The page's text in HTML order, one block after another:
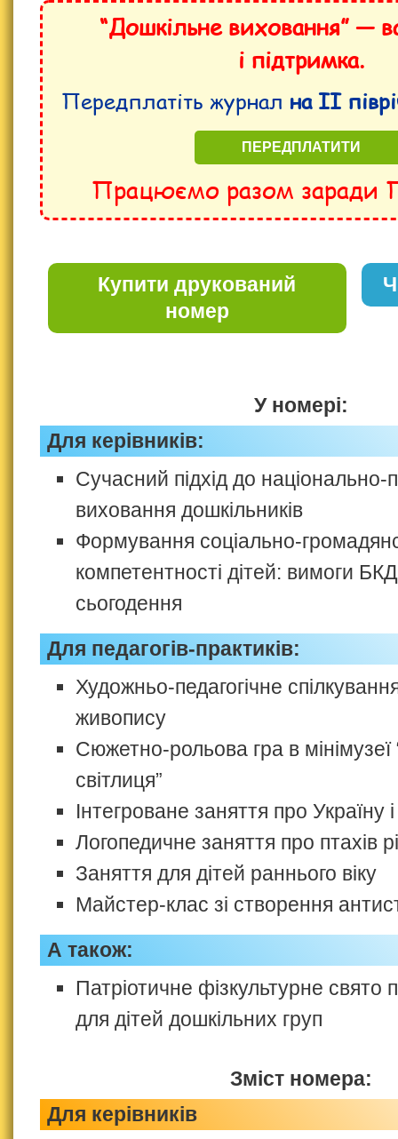
“Дошкільне виховання” —
і підтримка.
Передплатіть журнал на II
ПЕРЕДПЛАТИТИ
Працюємо разом заради
Купити друкований
номер
У номері:
Для керівників:
Сучасний підхід до національно-
виховання дошкільників
Формування соціально-
компетентності дітей: вимоги
сьогодення
Для педагогів-практиків:
Художньо-педагогічне
живопису
Сюжетно-рольова гра в
світлиця”
Інтегроване заняття про Україну і
Логопедичне заняття про птахів
Заняття для дітей раннього віку
Майстер-клас зі створення
А також:
Патріотичне фізкультурне свято
для дітей дошкільних груп
Зміст номера:
Для керівників